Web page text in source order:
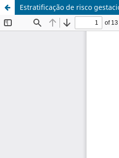
Estratificação de risco